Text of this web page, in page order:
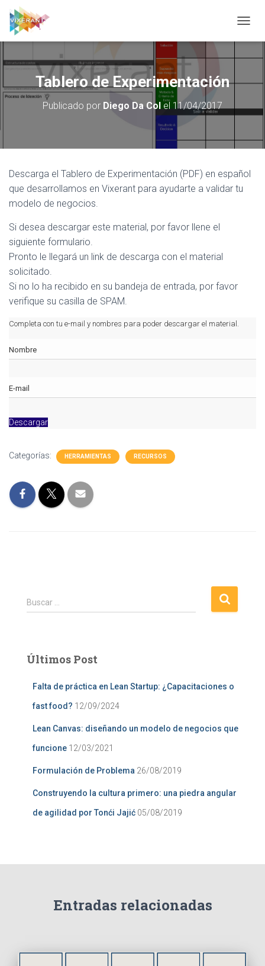
Tablero de Experimentación
Publicado por Diego Da Col el 11/04/2017
Descarga el Tablero de Experimentación (PDF) en español
que desarrollamos en Vixerant para ayudarte a validar tu
modelo de negocios.
Si desea descargar este material, por favor llene el
siguiente formulario.
Pronto le llegará un link de descarga con el material
solicitado.
Si no lo ha recibido en su bandeja de entrada, por favor
verifique su casilla de SPAM.
Completa con tu e-mail y nombres para poder descargar el material.
Descargar
Categorías: HERRAMIENTAS RECURSOS
B
u
r
Buscar …
Últimos Post
Falta de práctica en Lean Startup: ¿Capacitaciones o
fast food? 12/09/2024
Lean Canvas: diseñando un modelo de negocios que
funcione 12/03/2021
Formulación de Problema 26/08/2019
Construyendo la cultura primero: una piedra angular
de agilidad por Tonći Jajić 05/08/2019
Entradas relacionadas